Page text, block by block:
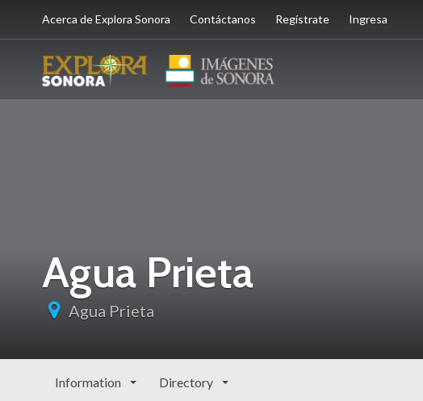
Acerca de Explora Sonora Contáctanos Regístrate Ingresa
Agua Prieta
Agua Prieta
Information Directory